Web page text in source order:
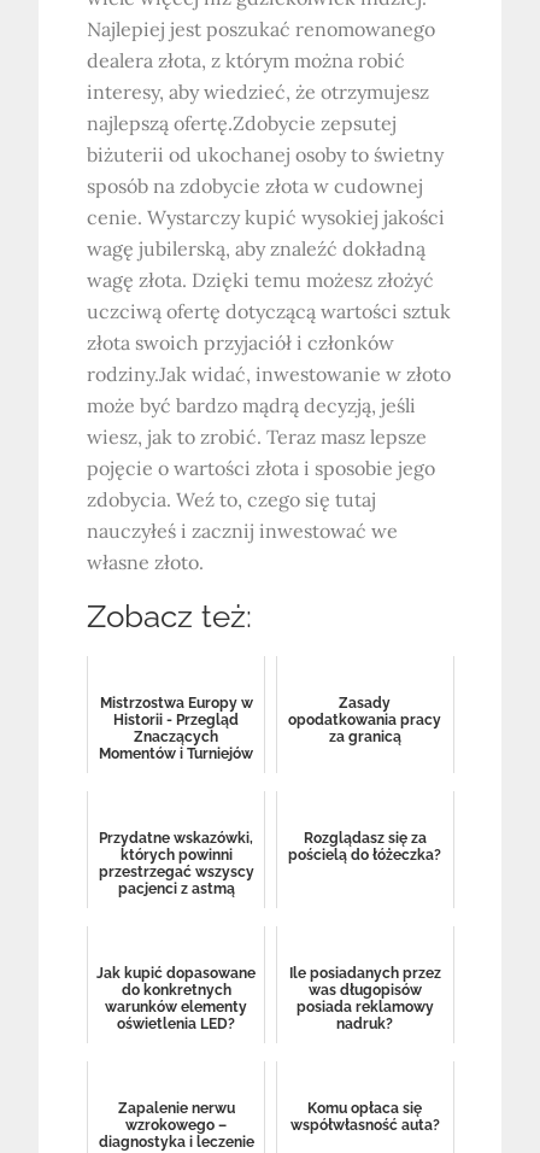
Najlepiej jest poszukać renomowanego
dealera złota, z którym można robić
interesy, aby wiedzieć, że otrzymujesz
najlepszą ofertę.Zdobycie zepsutej
biżuterii od ukochanej osoby to świetny
sposób na zdobycie złota w cudownej
cenie. Wystarczy kupić wysokiej jakości
wagę jubilerską, aby znaleźć dokładną
wagę złota. Dzięki temu możesz złożyć
uczciwą ofertę dotyczącą wartości sztuk
złota swoich przyjaciół i członków
rodziny.Jak widać, inwestowanie w złoto
może być bardzo mądrą decyzją, jeśli
wiesz, jak to zrobić. Teraz masz lepsze
pojęcie o wartości złota i sposobie jego
zdobycia. Weź to, czego się tutaj
nauczyłeś i zacznij inwestować we
własne złoto.
Zobacz też:
Mistrzostwa Europy w
Historii - Przegląd
Znaczących
Momentów i Turniejów
Zasady
opodatkowania pracy
za granicą
Przydatne wskazówki,
których powinni
przestrzegać wszyscy
pacjenci z astmą
Rozglądasz się za
pościelą do łóżeczka?
Jak kupić dopasowane
do konkretnych
warunków elementy
oświetlenia LED?
Ile posiadanych przez
was długopisów
posiada reklamowy
nadruk?
Zapalenie nerwu
wzrokowego –
diagnostyka i leczenie
Komu opłaca się
współwłasność auta?